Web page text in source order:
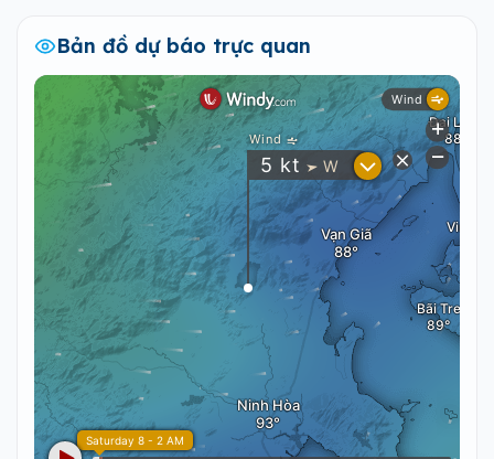
Bản đồ dự báo trực quan